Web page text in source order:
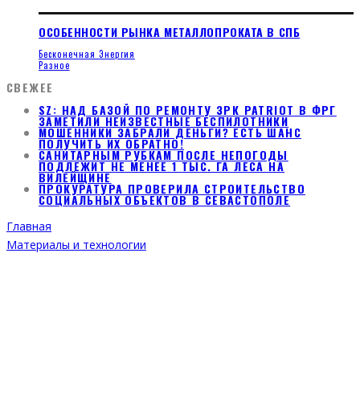
ОСОБЕННОСТИ РЫНКА МЕТАЛЛОПРОКАТА В СПБ
Бесконечная Энергия
Разное
СВЕЖЕЕ
SZ: НАД БАЗОЙ ПО РЕМОНТУ ЗРК PATRIOT В ФРГ
ЗАМЕТИЛИ НЕИЗВЕСТНЫЕ БЕСПИЛОТНИКИ
МОШЕННИКИ ЗАБРАЛИ ДЕНЬГИ? ЕСТЬ ШАНС
ПОЛУЧИТЬ ИХ ОБРАТНО!
САНИТАРНЫМ РУБКАМ ПОСЛЕ НЕПОГОДЫ
ПОДЛЕЖИТ НЕ МЕНЕЕ 1 ТЫС. ГА ЛЕСА НА
ВИЛЕЙЩИНЕ
ПРОКУРАТУРА ПРОВЕРИЛА СТРОИТЕЛЬСТВО
СОЦИАЛЬНЫХ ОБЪЕКТОВ В СЕВАСТОПОЛЕ
Главная
Материалы и технологии